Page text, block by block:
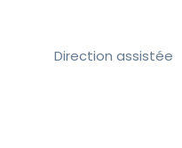
Direction assistée